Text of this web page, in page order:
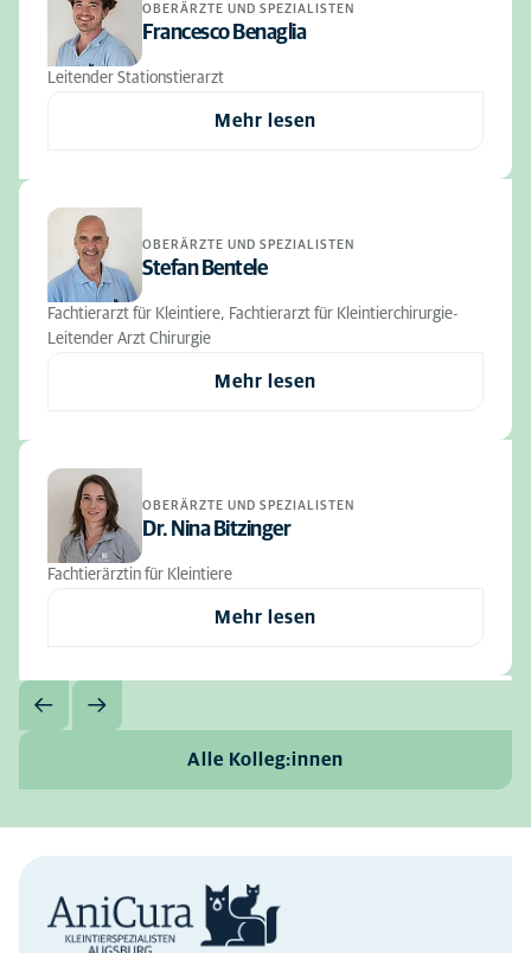
OBERÄRZTE UND SPEZIALISTEN
Francesco Benaglia
Leitender Stationstierarzt
Mehr lesen
OBERÄRZTE UND SPEZIALISTEN
Stefan Bentele
Fachtierarzt für Kleintiere, Fachtierarzt für Kleintierchirurgie-
Leitender Arzt Chirurgie
Mehr lesen
OBERÄRZTE UND SPEZIALISTEN
Dr. Nina Bitzinger
Fachtierärztin für Kleintiere
Mehr lesen
Alle Kolleg:innen